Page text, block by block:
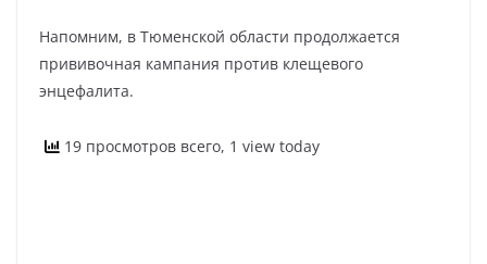
Напомним, в Тюменской области продолжается
прививочная кампания против клещевого
энцефалита.
19 просмотров всего, 1 view today